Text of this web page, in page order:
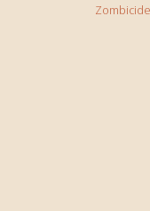
Zombicide